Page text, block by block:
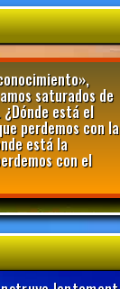
saturados de
está el
perdemos con la
está la
con el